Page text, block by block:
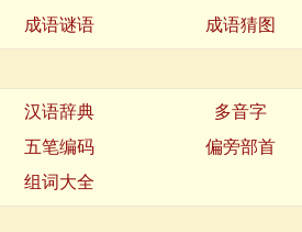
成语谜语 成语猜图
汉语辞典 多音字
五笔编码 偏旁部首
组词大全